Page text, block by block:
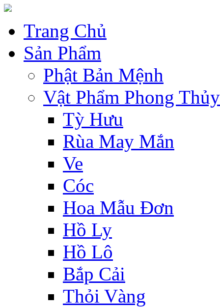
Trang Chủ
Sản Phẩm
Phật Bản Mệnh
Vật Phẩm Phong Thủy
Tỳ Hưu
Rùa May Mắn
Ve
Cóc
Hoa Mẫu Đơn
Hồ Ly
Hồ Lô
Bắp Cải
Thỏi Vàng